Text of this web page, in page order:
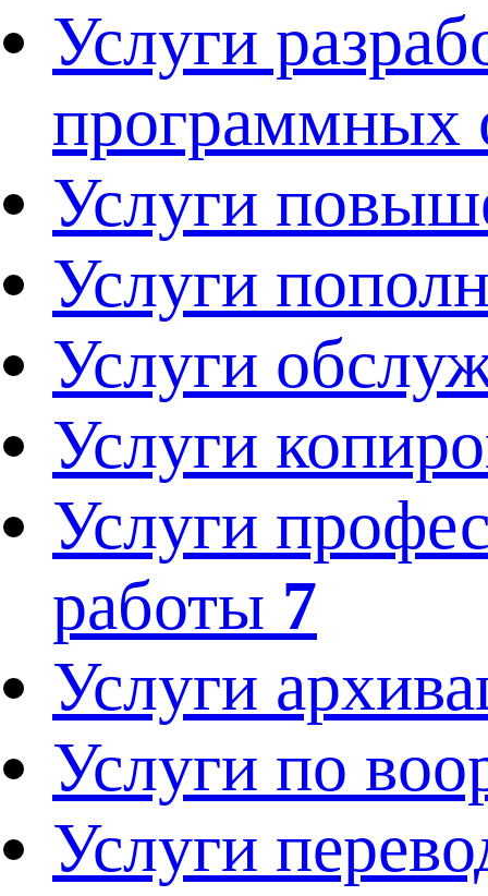
Услуги
программных
Услуги
Услуги
Услуги
Услуги
Услуги
работы 7
Услуги
Услуги по
Услуги